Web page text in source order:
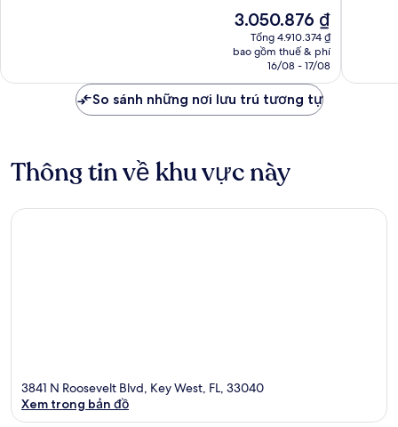
Giá
hiện
tại
3.050.876 ₫
3.050.876 ₫
Tổng 4.910.374 ₫
bao gồm thuế & phí
16/08 - 17/08
So sánh những nơi lưu trú tương tự
Thông tin về khu vực này
3841 N Roosevelt Blvd, Key West, FL, 33040
Xem trong bản đồ